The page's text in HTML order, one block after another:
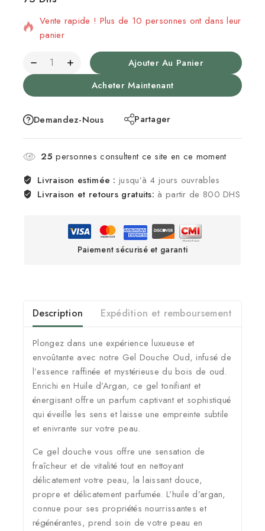
Vente rapide ! Plus de 10 personnes ont dans leur
panier
Ajouter Au Panier
Acheter Maintenant
Demandez-Nous Partager
25 personnes consultent ce site en ce moment
Livraison estimée :jusqu’à 4 jours ouvrables
Livraison et retours gratuits: à partir de 800 DHS
Paiement sécurisé et garanti
Description Expédition et remboursement
Plongez dans une expérience luxueuse et
envoûtante avec notre Gel Douche Oud, infusé de
l’essence raffinée et mystérieuse du bois de oud.
Enrichi en Huile d’Argan, ce gel tonifiant et
énergisant offre un parfum captivant et sophistiqué
qui éveille les sens et laisse une empreinte subtile
et enivrante sur votre peau.
Ce gel douche vous offre une sensation de
fraîcheur et de vitalité tout en nettoyant
délicatement votre peau, la laissant douce,
propre et délicatement parfumée. L’huile d’argan,
connue pour ses propriétés nourrissantes et
régénérantes, prend soin de votre peau en